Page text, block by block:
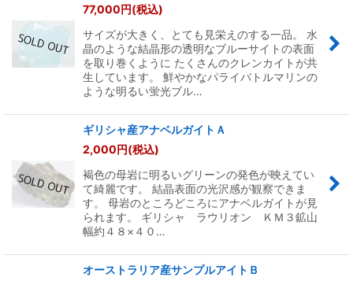
77,000円(税込)
サイズが大きく、とても見栄えのする一品。 水
晶のような結晶形の透明なブルーサイトの表面
を取り巻くように たくさんのクレンカイトが共
生しています。 鮮やかなパライバトルマリンの
ような明るい蛍光ブル…
ギリシャ産アナベルガイトＡ
2,000円(税込)
褐色の母岩に明るいグリーンの発色が映えてい
て綺麗です。 結晶表面の光沢感が観察できま
す。 母岩のところどころにアナベルガイトが見
られます。 ギリシャ ラウリオン ＫＭ３鉱山
幅約４８×４０…
オーストラリア産サンプルアイトＢ